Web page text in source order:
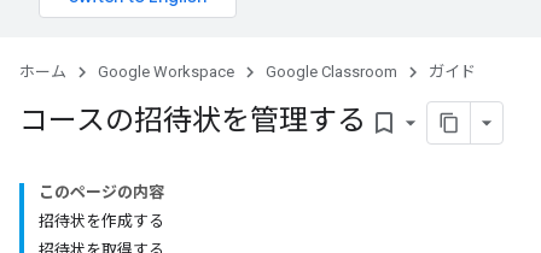
ホーム Google Workspace Google Classroom ガイド
コースの招待状を管理する bookmark_border
このページの内容
招待状を作成する